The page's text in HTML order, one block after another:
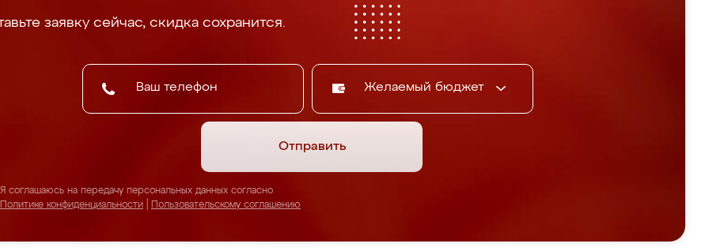
заявку сейчас, скидка сохранится.
Желаемый бюджет
Отправить
Я соглашаюсь на передачу персональных данных согласно
Политике конфиденциальности
Пользовательскому соглашению